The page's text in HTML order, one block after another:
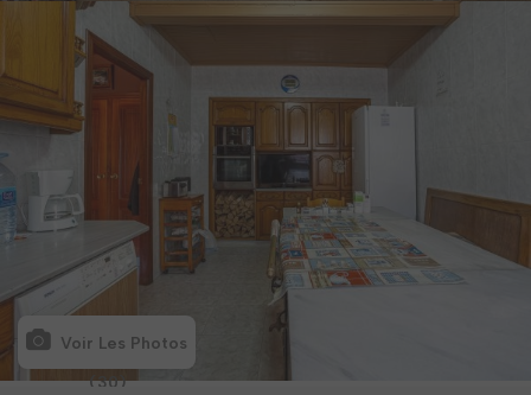
Voir Les Photos
(30)